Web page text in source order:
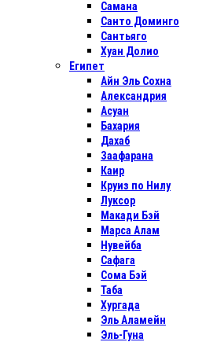
Самана
Санто Доминго
Сантьяго
Хуан Долио
Египет
Айн Эль Сохна
Александрия
Асуан
Бахария
Дахаб
Заафарана
Каир
Круиз по Нилу
Луксор
Макади Бэй
Марса Алам
Нувейба
Сафага
Сома Бэй
Таба
Хургада
Эль Аламейн
Эль-Гуна